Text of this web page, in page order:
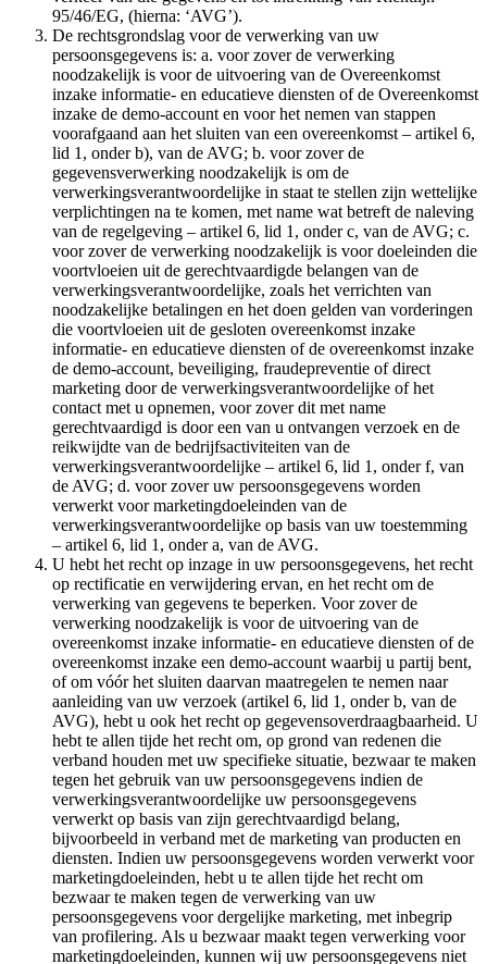
95/46/EG, (hierna: ‘AVG’).
De rechtsgrondslag voor de verwerking van uw
persoonsgegevens is: a. voor zover de verwerking
noodzakelijk is voor de uitvoering van de Overeenkomst
inzake informatie- en educatieve diensten of de Overeenkomst
inzake de demo-account en voor het nemen van stappen
voorafgaand aan het sluiten van een overeenkomst – artikel 6,
lid 1, onder b), van de AVG; b. voor zover de
gegevensverwerking noodzakelijk is om de
verwerkingsverantwoordelijke in staat te stellen zijn wettelijke
verplichtingen na te komen, met name wat betreft de naleving
van de regelgeving – artikel 6, lid 1, onder c, van de AVG; c.
voor zover de verwerking noodzakelijk is voor doeleinden die
voortvloeien uit de gerechtvaardigde belangen van de
verwerkingsverantwoordelijke, zoals het verrichten van
noodzakelijke betalingen en het doen gelden van vorderingen
die voortvloeien uit de gesloten overeenkomst inzake
informatie- en educatieve diensten of de overeenkomst inzake
de demo-account, beveiliging, fraudepreventie of direct
marketing door de verwerkingsverantwoordelijke of het
contact met u opnemen, voor zover dit met name
gerechtvaardigd is door een van u ontvangen verzoek en de
reikwijdte van de bedrijfsactiviteiten van de
verwerkingsverantwoordelijke – artikel 6, lid 1, onder f, van
de AVG; d. voor zover uw persoonsgegevens worden
verwerkt voor marketingdoeleinden van de
verwerkingsverantwoordelijke op basis van uw toestemming
– artikel 6, lid 1, onder a, van de AVG.
U hebt het recht op inzage in uw persoonsgegevens, het recht
op rectificatie en verwijdering ervan, en het recht om de
verwerking van gegevens te beperken. Voor zover de
verwerking noodzakelijk is voor de uitvoering van de
overeenkomst inzake informatie- en educatieve diensten of de
overeenkomst inzake een demo-account waarbij u partij bent,
of om vóór het sluiten daarvan maatregelen te nemen naar
aanleiding van uw verzoek (artikel 6, lid 1, onder b, van de
AVG), hebt u ook het recht op gegevensoverdraagbaarheid. U
hebt te allen tijde het recht om, op grond van redenen die
verband houden met uw specifieke situatie, bezwaar te maken
tegen het gebruik van uw persoonsgegevens indien de
verwerkingsverantwoordelijke uw persoonsgegevens
verwerkt op basis van zijn gerechtvaardigd belang,
bijvoorbeeld in verband met de marketing van producten en
diensten. Indien uw persoonsgegevens worden verwerkt voor
marketingdoeleinden, hebt u te allen tijde het recht om
bezwaar te maken tegen de verwerking van uw
persoonsgegevens voor dergelijke marketing, met inbegrip
van profilering. Als u bezwaar maakt tegen verwerking voor
marketingdoeleinden, kunnen wij uw persoonsgegevens niet